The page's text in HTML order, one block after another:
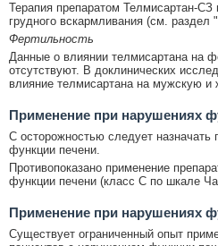
Терапия препаратом Телмисартан-СЗ
грудного вскармливания (см. раздел
Фертильность
Данные о влиянии телмисартана на
отсутствуют. В доклинических
влияние телмисартана на мужскую и
Применение при нарушениях
С осторожностью следует назначать
функции печени.
Противопоказано применение
функции печени (класс С по шкале
Применение при нарушениях
Существует ограниченный опыт